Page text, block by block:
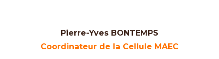
Pierre-Yves BONTEMPS
Coordinateur de la Cellule MAEC